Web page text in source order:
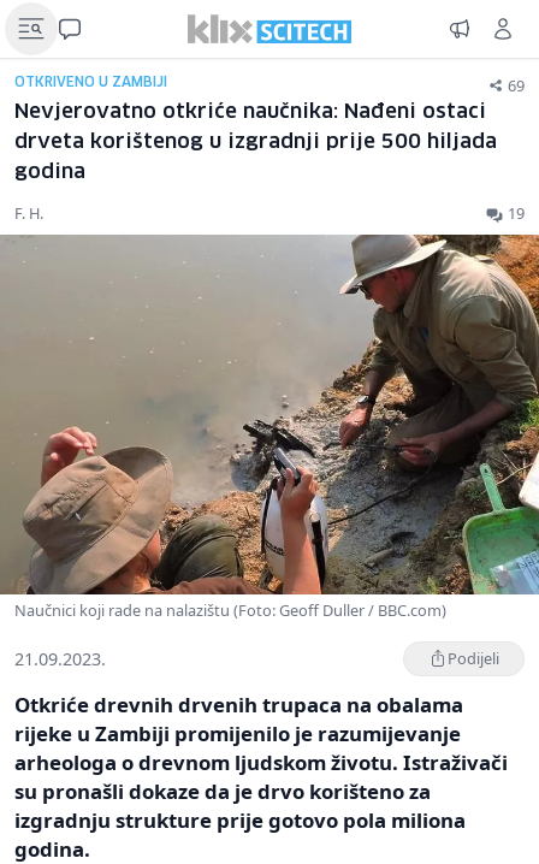
OTKRIVENO U ZAMBIJI 69
Nevjerovatno otkriće naučnika: Nađeni ostaci
drveta korištenog u izgradnji prije 500 hiljada
godina
F. H. 19
Naučnici koji rade na nalazištu (Foto: Geoff Duller / BBC.com)
21.09.2023. Podijeli
Otkriće drevnih drvenih trupaca na obalama
rijeke u Zambiji promijenilo je razumijevanje
arheologa o drevnom ljudskom životu. Istraživači
su pronašli dokaze da je drvo korišteno za
izgradnju strukture prije gotovo pola miliona
godina.